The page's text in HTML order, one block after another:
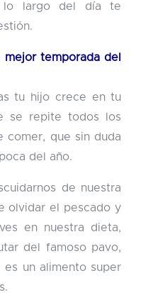
lo largo del día te
temporada del
tu hijo crece en tu
se repite todos los
comer, que sin duda
del año.
de nuestra
olvidar el pescado y
en nuestra dieta,
del famoso pavo,
es un alimento super